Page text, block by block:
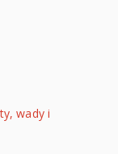
wady i